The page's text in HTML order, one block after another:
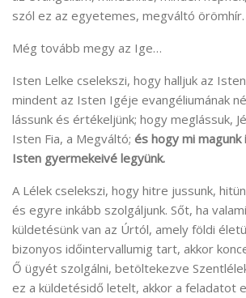
szól ez az egyetemes, megváltó örömhír.
Még tovább megy az Ige…
Isten Lelke cselekszi, hogy halljuk az
mindent az Isten Igéje evangéliumának
lássunk és értékeljünk; hogy meglássuk,
Isten Fia, a Megváltó; és hogy mi
Isten gyermekeivé legyünk.
A Lélek cselekszi, hogy hitre jussunk,
és egyre inkább szolgáljunk. Sőt, ha
küldetésünk van az Úrtól, amely földi
bizonyos időintervallumig tart, akkor
Ő ügyét szolgálni, betöltekezve
ez a küldetésidő letelt, akkor a feladatot